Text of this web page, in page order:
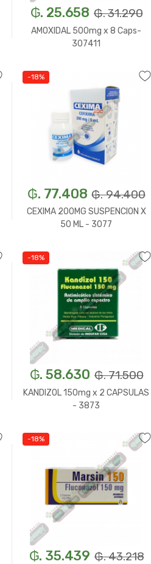
₲. 25.658 ₲. 31.290
AMOXIDAL 500mg x 8 Caps-
307411
-
-18%
₲. 77.408 ₲. 94.400
CEXIMA 200MG SUSPENCION X
50 ML - 3077
- +
-18%
₲. 58.630 ₲. 71.500
KANDIZOL 150mg x 2 CAPSULAS
- 3873
- +
-18%
₲. 35.439 ₲. 43.218